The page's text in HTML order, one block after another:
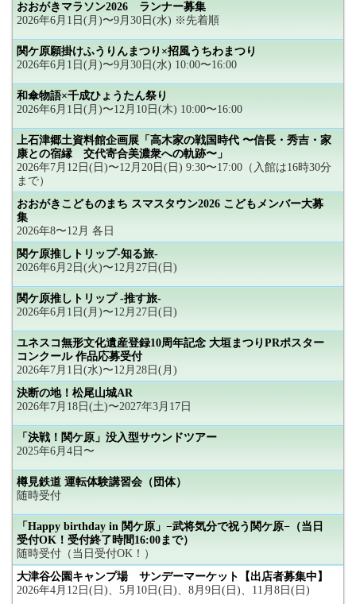
おおがきマラソン2026 ランナー募集
2026年6月1日(月)〜9月30日(水) ※先着順
関ケ原願掛けふうりんまつり×招風うちわまつり
2026年6月1日(月)〜9月30日(水) 10:00〜16:00
和傘物語×千成ひょうたん祭り
2026年6月1日(月)〜12月10日(木) 10:00〜16:00
上石津郷土資料館企画展「高木家の戦国時代 〜信長・秀吉・家
康との宿縁 交代寄合美濃衆への軌跡〜」
2026年7月12日(日)〜12月20日(日) 9:30〜17:00（入館は16時30分
まで）
おおがきこどものまち スマスタウン2026 こどもメンバー大募
集
2026年8〜12月 各日
関ケ原推しトリップ-知る旅-
2026年6月2日(火)〜12月27日(日)
関ケ原推しトリップ -推す旅-
2026年6月1日(月)〜12月27日(日)
ユネスコ無形文化遺産登録10周年記念 大垣まつりPRポスター
コンクール 作品応募受付
2026年7月1日(水)〜12月28日(月)
決断の地！松尾山城AR
2026年7月18日(土)〜2027年3月17日
「決戦！関ケ原」没入型サウンドツアー
2025年6月4日〜
樽見鉄道 運転体験講習会（団体）
随時受付
「Happy birthday in 関ケ原」−武将気分で祝う関ケ原−（当日
受付OK！受付終了時間16:00まで）
随時受付（当日受付OK！）
大津谷公園キャンプ場 サンデーマーケット【出店者募集中】
2026年4月12日(日)、5月10日(日)、8月9日(日)、11月8日(日)